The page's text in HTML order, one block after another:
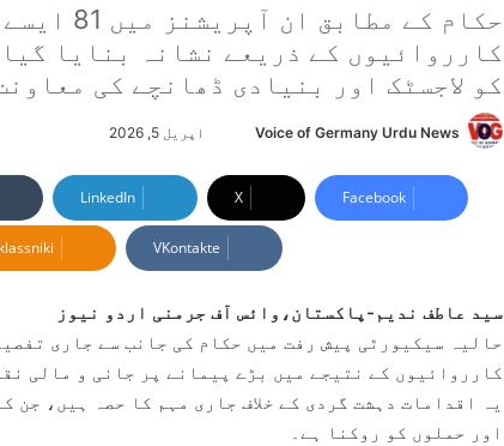
حکام کے
کارروائیوں کے ذریعے نشانہ بنایا
کو لاجسٹک اور بنیادی ڈھانچے کی
Voice of Germany Urdu News
n
d
n
e
اپریل 5, 2026
Facebook
X
LinkedIn
VKontakte
سید عاطف ندیم-پاکستان،وائس آف جرمنی اردو نیوز
حالیہ سیکیورٹی پیش رفت میں حکام کی جانب سے جاری
کارروائیوں کے نتیجے میں بڑے پیمانے پر جانی و مالی
یہ اقدامات دہشت گردی کے خلاف جاری مہم کا حصہ ہیں،
اور حملوں کو روکنا ہے۔